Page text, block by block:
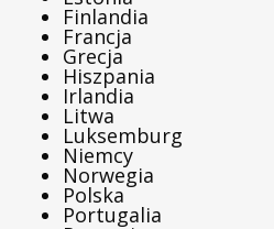
Finlandia
Francja
Grecja
Hiszpania
Irlandia
Litwa
Luksemburg
Niemcy
Norwegia
Polska
Portugalia